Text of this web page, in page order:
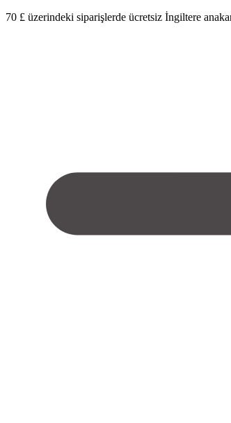
70 £ üzerindeki siparişlerde ücretsiz İngiltere